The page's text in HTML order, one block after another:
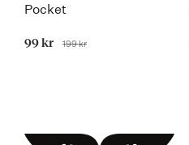
Pocket
Tilbudspris
99 kr Før
199 kr